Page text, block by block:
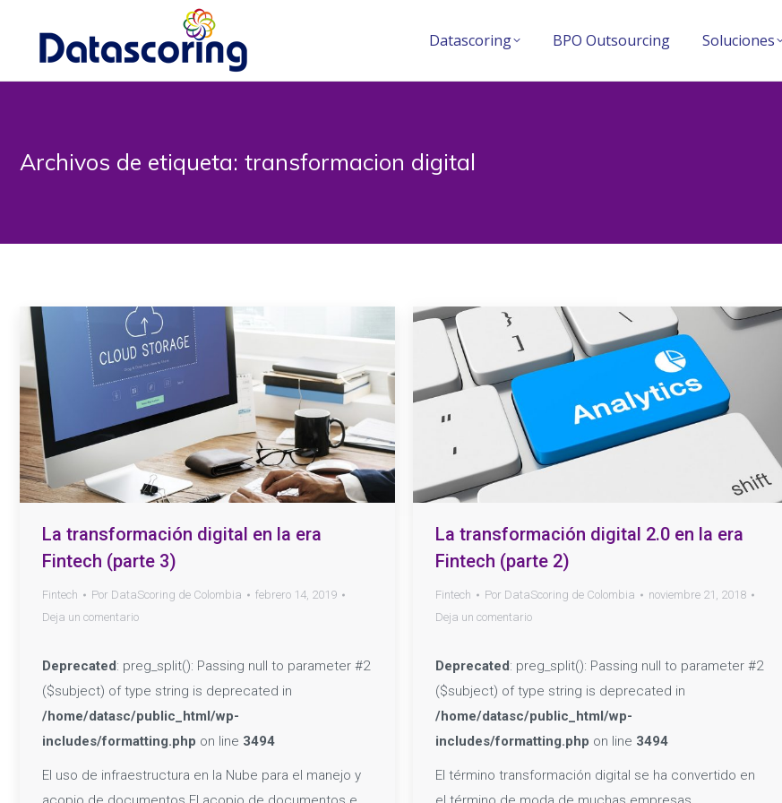
Datascoring BPO Outsourcing Soluciones
Archivos de etiqueta: transformacion digital
La transformación digital en la era
Fintech (parte 3)
Fintech Por DataScoring de Colombia
febrero 14, 2019
Deja un comentario
Deprecated: preg_split(): Passing null to parameter #2
($subject) of type string is deprecated in
/home/datasc/public_html/wp-
includes/formatting.php on line 3494
El uso de infraestructura en la Nube para el manejo y
La transformación digital 2.0 en la era
Fintech (parte 2)
Fintech Por DataScoring de Colombia
noviembre 21, 2018
Deja un comentario
Deprecated: preg_split(): Passing null to parameter #2
($subject) of type string is deprecated in
/home/datasc/public_html/wp-
includes/formatting.php on line 3494
El término transformación digital se ha convertido en
Datascoring BPO Outsourcing Soluciones